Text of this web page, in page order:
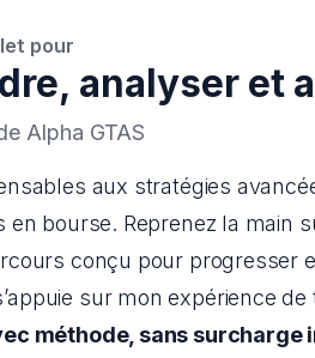
pour
analyser et
Alpha GTAS
aux stratégies
en bourse. Reprenez la main
conçu pour progresser
sur mon expérience
méthode, sans surcharge